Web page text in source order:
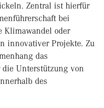
Zentral ist hierfür
bei
Klimawandel oder
innovativer Projekte. Zu
das
die Unterstützung von
des